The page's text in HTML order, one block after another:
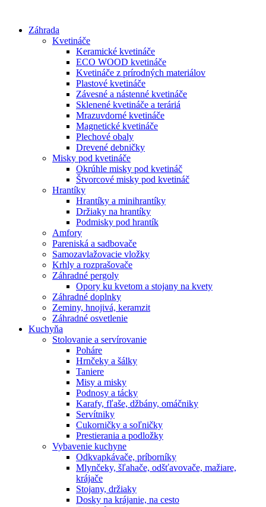
obsah
Záhrada
Kvetináče
Keramické kvetináče
ECO WOOD kvetináče
Kvetináče z prírodných materiálov
Plastové kvetináče
Závesné a nástenné kvetináče
Sklenené kvetináče a teráriá
Mrazuvdorné kvetináče
Magnetické kvetináče
Plechové obaly
Drevené debničky
Misky pod kvetináče
Okrúhle misky pod kvetináč
Štvorcové misky pod kvetináč
Hrantíky
Hrantíky a minihrantíky
Držiaky na hrantíky
Podmisky pod hrantík
Amfory
Pareniská a sadbovače
Samozavlažovacie vložky
Krhly a rozprašovače
Záhradné pergoly
Opory ku kvetom a stojany na kvety
Záhradné doplnky
Zeminy, hnojivá, keramzit
Záhradné osvetlenie
Kuchyňa
Stolovanie a servírovanie
Poháre
Hrnčeky a šálky
Taniere
Misy a misky
Podnosy a tácky
Karafy, fľaše, džbány, omáčniky
Servítniky
Cukorničky a soľničky
Prestierania a podložky
Vybavenie kuchyne
Odkvapkávače, príborníky
Mlynčeky, šľahače, odšťavovače, mažiare,
krájače
Stojany, držiaky
Dosky na krájanie, na cesto